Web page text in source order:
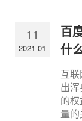
11
2021-01
百
什
互
出
的
量